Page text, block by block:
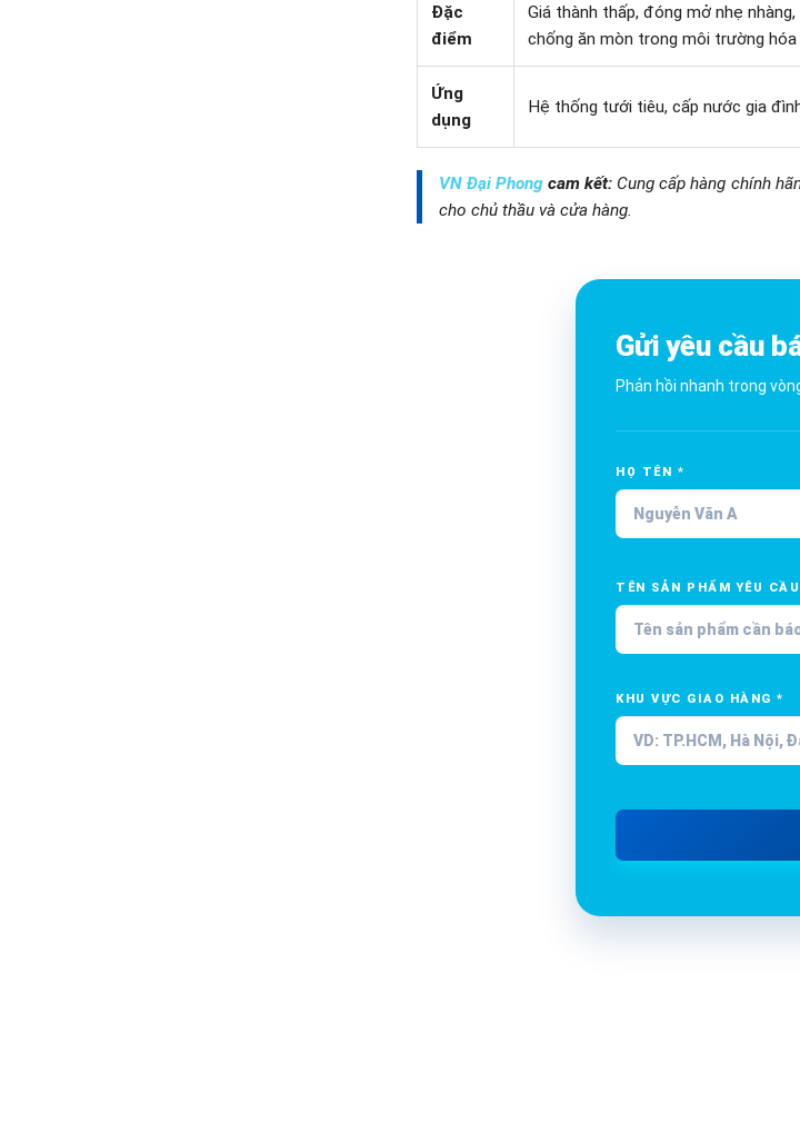
Đặc
điểm
Giá thành thấp, đóng mở nhẹ
chống ăn mòn trong môi trường
Ứng
dụng
Hệ thống tưới tiêu, cấp nước gia
VN Đại Phongcam kết: Cung cấp hàng chính
cho chủ thầu và cửa hàng.
Gửi yêu cầu
Phản hồi nhanh trong
HỌ TÊN *
TÊN SẢN PHẨM YÊU
KHU VỰC GIAO HÀNG *